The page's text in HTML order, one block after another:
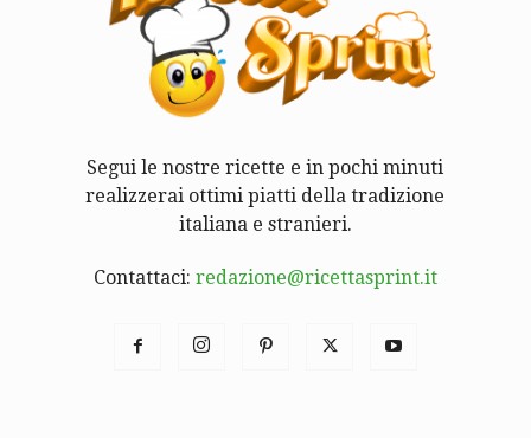
Segui le nostre ricette e in pochi minuti
realizzerai ottimi piatti della tradizione
italiana e stranieri.
Contattaci: redazione@ricettasprint.it